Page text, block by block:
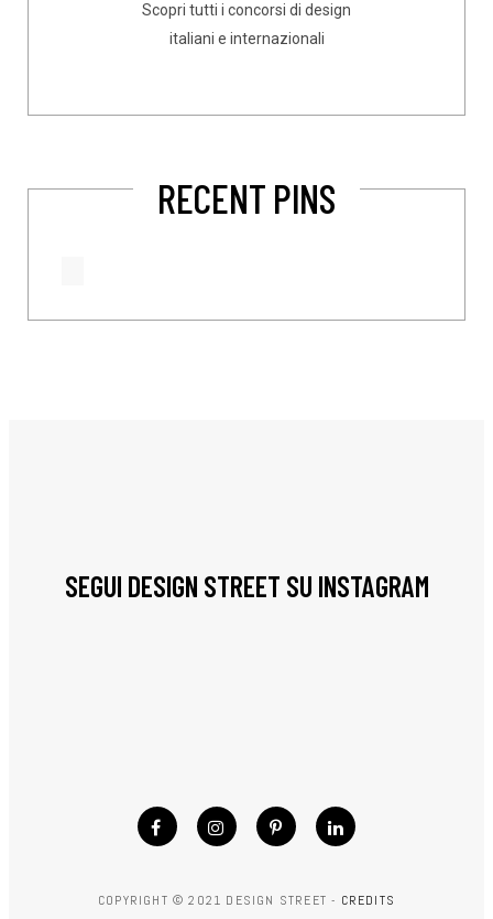
Scopri tutti i concorsi di design
italiani e internazionali
RECENT PINS
SEGUI DESIGN STREET SU INSTAGRAM
COPYRIGHT © 2021 DESIGN STREET - CREDITS